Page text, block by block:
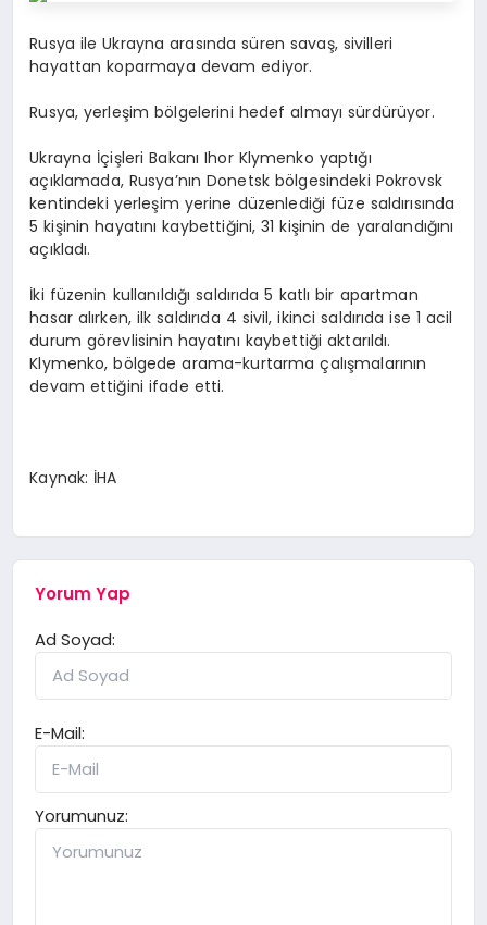
Rusya ile Ukrayna arasında süren savaş, sivilleri
hayattan koparmaya devam ediyor.
Rusya, yerleşim bölgelerini hedef almayı sürdürüyor.
Ukrayna İçişleri Bakanı Ihor Klymenko yaptığı
açıklamada, Rusya’nın Donetsk bölgesindeki Pokrovsk
kentindeki yerleşim yerine düzenlediği füze saldırısında
5 kişinin hayatını kaybettiğini, 31 kişinin de yaralandığını
açıkladı.
İki füzenin kullanıldığı saldırıda 5 katlı bir apartman
hasar alırken, ilk saldırıda 4 sivil, ikinci saldırıda ise 1 acil
durum görevlisinin hayatını kaybettiği aktarıldı.
Klymenko, bölgede arama-kurtarma çalışmalarının
devam ettiğini ifade etti.
Kaynak: İHA
Yorum Yap
Ad Soyad:
E-Mail:
Yorumunuz: